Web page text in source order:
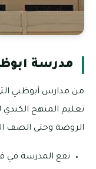
مدرسة
تعليم المنهج
الروضة وحتى الصف
تقع المدرسة في